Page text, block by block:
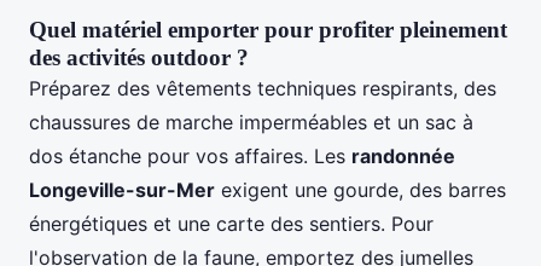
Quel matériel emporter pour profiter pleinement
des activités outdoor ?
Préparez des vêtements techniques respirants, des
chaussures de marche imperméables et un sac à
dos étanche pour vos affaires. Les randonnée
Longeville-sur-Mer exigent une gourde, des barres
énergétiques et une carte des sentiers. Pour
l'observation de la faune, emportez des jumelles